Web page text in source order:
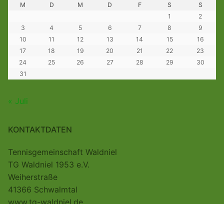
M D M D F S
S
1
2
3
4 5 6 7 8
9
10
11 12 13 14 15
16
17
18 19 20 21 22
23
24
25 26 27 28 29
30
31
« Juli
KONTAKTDATEN
Tennisgemeinschaft Waldniel
TG Waldniel 1953 e.V.
Weiherstraße
41366 Schwalmtal
www.tg-waldniel.de